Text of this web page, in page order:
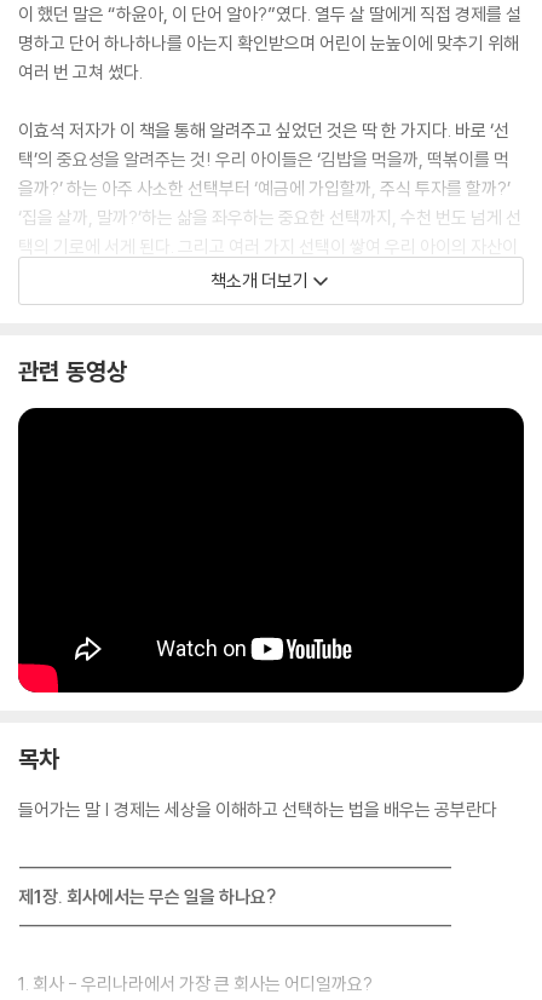
이 했던 말은 “하윤아, 이 단어 알아?”였다. 열두 살 딸에게 직접 경제를 설
명하고 단어 하나하나를 아는지 확인받으며 어린이 눈높이에 맞추기 위해
여러 번 고쳐 썼다.
이효석 저자가 이 책을 통해 알려주고 싶었던 것은 딱 한 가지다. 바로 ‘선
택’의 중요성을 알려주는 것! 우리 아이들은 ‘김밥을 먹을까, 떡볶이를 먹
을까?’ 하는 아주 사소한 선택부터 ‘예금에 가입할까, 주식 투자를 할까?’
‘집을 살까, 말까?’하는 삶을 좌우하는 중요한 선택까지, 수천 번도 넘게 선
택의 기로에 서게 된다. 그리고 여러 가지 선택이 쌓여 우리 아이의 자산이
된다. 이때 현명한 선택을 하려면 돈이 가진 특성, 돈이 세상을 돌아다니는
법칙을 알아두어야 한다.
했다. 나는 열한 살까지 인생을 낭비하고 있었다”라고 말했다. 경제는 국영
의 경제관념을 키우는 것은 이를 교육시키는 부모님 손에 달려 있다 해도
책소개 더보기
관련 동영상
목차
들어가는 말 | 경제는 세상을 이해하고 선택하는 법을 배우는 공부란다
---------------------------------------------------
제1장. 회사에서는 무슨 일을 하나요?
---------------------------------------------------
1. 회사 - 우리나라에서 가장 큰 회사는 어디일까요?